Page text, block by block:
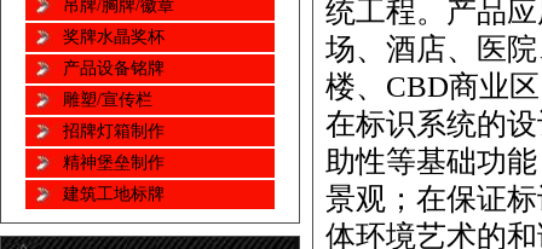
吊牌/胸牌/徽章
奖牌水晶奖杯
产品设备铭牌
雕塑/宣传栏
招牌灯箱制作
精神堡垒制作
建筑工地标牌
统工程。产品
场、酒店、医
楼、CBD商业
在标识系统的
助性等基础功
景观；在保证
体环境艺术的